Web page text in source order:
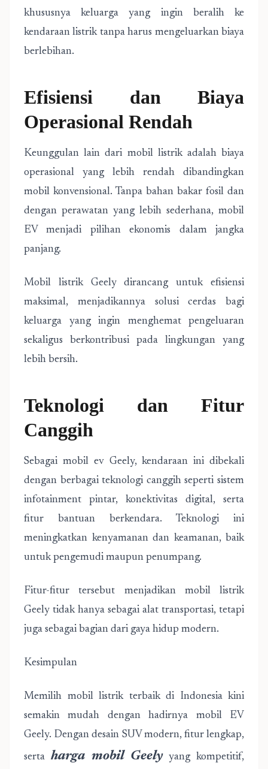
khususnya keluarga yang ingin beralih ke
kendaraan listrik tanpa harus mengeluarkan biaya
berlebihan.
Efisiensi dan Biaya
Operasional Rendah
Keunggulan lain dari mobil listrik adalah biaya
operasional yang lebih rendah dibandingkan
mobil konvensional. Tanpa bahan bakar fosil dan
dengan perawatan yang lebih sederhana, mobil
EV menjadi pilihan ekonomis dalam jangka
panjang.
Mobil listrik Geely dirancang untuk efisiensi
maksimal, menjadikannya solusi cerdas bagi
keluarga yang ingin menghemat pengeluaran
sekaligus berkontribusi pada lingkungan yang
lebih bersih.
Teknologi dan Fitur
Canggih
Sebagai mobil ev Geely, kendaraan ini dibekali
dengan berbagai teknologi canggih seperti sistem
infotainment pintar, konektivitas digital, serta
fitur bantuan berkendara. Teknologi ini
meningkatkan kenyamanan dan keamanan, baik
untuk pengemudi maupun penumpang.
Fitur-fitur tersebut menjadikan mobil listrik
Geely tidak hanya sebagai alat transportasi, tetapi
juga sebagai bagian dari gaya hidup modern.
Kesimpulan
Memilih mobil listrik terbaik di Indonesia kini
semakin mudah dengan hadirnya mobil EV
Geely. Dengan desain SUV modern, fitur lengkap,
serta harga mobil Geelyyang kompetitif,